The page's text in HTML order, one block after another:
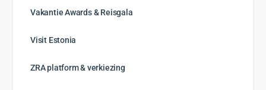
Vakantie Awards & Reisgala
Visit Estonia
ZRA platform & verkiezing